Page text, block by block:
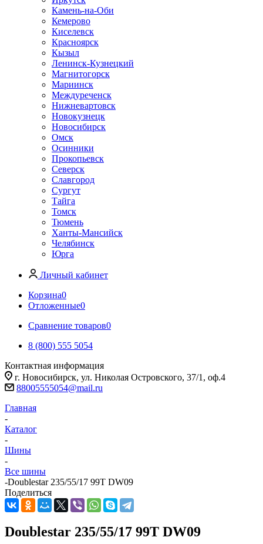
Камень-на-Оби
Кемерово
Киселевск
Красноярск
Кызыл
Ленинск-Кузнецкий
Магнитогорск
Мариинск
Междуреченск
Нижневартовск
Новокузнецк
Новосибирск
Омск
Осинники
Прокопьевск
Северск
Славгород
Сургут
Тайга
Томск
Тюмень
Ханты-Мансийск
Челябинск
Юрга
Личный кабинет
Корзина0
Отложенные0
Сравнение товаров0
8 (800) 555 5054
Контактная информация
г. Новосибирск, ул. Николая Островского, 37/1, оф.4
88005555054@mail.ru
Главная
-
Каталог
-
Шины
-
Все шины
-Doublestar 235/55/17 99T DW09
Поделиться
Doublestar 235/55/17 99T DW09